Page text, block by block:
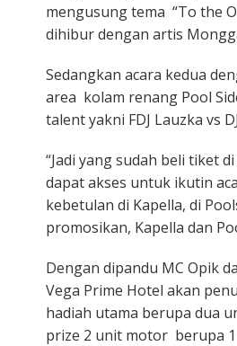
mengusung tema “To the
dihibur dengan artis
Sedangkan acara kedua
area kolam renang Pool
talent yakni FDJ Lauzka vs
“Jadi yang sudah beli tiket
dapat akses untuk ikutin
kebetulan di Kapella, di
promosikan, Kapella dan
Dengan dipandu MC Opik
Vega Prime Hotel akan
hadiah utama berupa dua
prize 2 unit motor berupa 1